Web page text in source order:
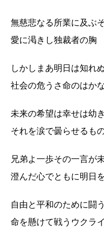
無慈悲なる所業に及ぶ
愛に渇きし独裁者の胸
しかしまあ明日は知れ
社会の危うさ命のはか
未来の希望は幸せは幼
それを涙で曇らせるも
兄弟よ一歩その一言が
澄んだ心でともに明日
自由と平和のために闘
命を懸けて戦うウクラ